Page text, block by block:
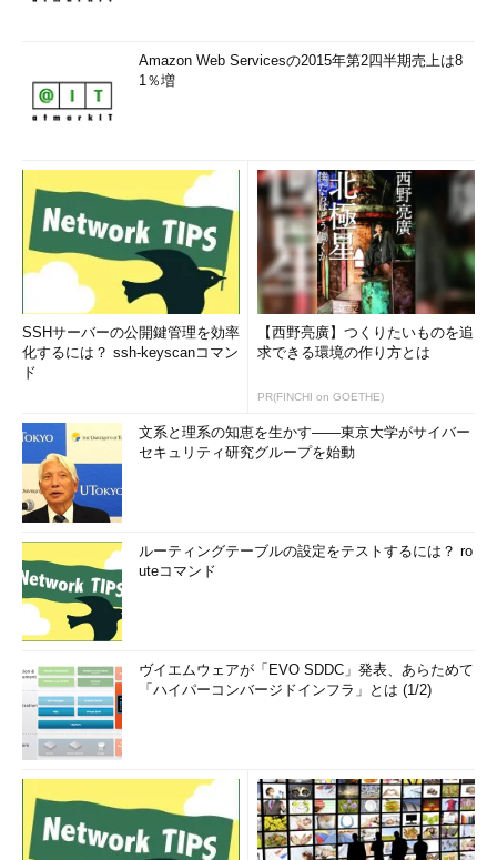
Amazon Web Servicesの2015年第2四半期売上は8
1％増
SSHサーバーの公開鍵管理を効率
化するには？ ssh-keyscanコマン
ド
【西野亮廣】つくりたいものを追
求できる環境の作り方とは
PR(FINCHI on GOETHE)
文系と理系の知恵を生かす――東京大学がサイバー
セキュリティ研究グループを始動
ルーティングテーブルの設定をテストするには？ ro
uteコマンド
ヴイエムウェアが「EVO SDDC」発表、あらためて
「ハイパーコンバージドインフラ」とは (1/2)